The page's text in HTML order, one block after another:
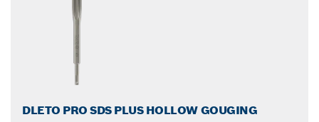
DLETO PRO SDS PLUS HOLLOW GOUGING